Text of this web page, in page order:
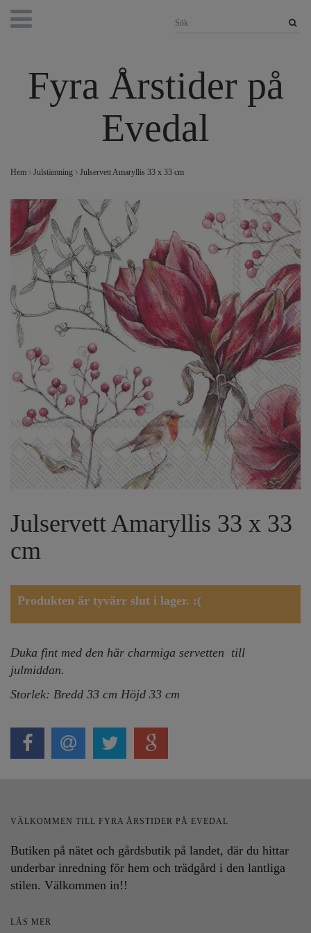
Fyra Årstider på
Evedal
Hem Julstämning Julservett Amaryllis 33 x 33 cm
Julservett Amaryllis 33 x 33
cm
Produkten är tyvärr slut i lager. :(
Duka fint med den här charmiga servetten till
julmiddan.
Storlek: Bredd 33 cm Höjd 33 cm
VÄLKOMMEN TILL FYRA ÅRSTIDER PÅ EVEDAL
Butiken på nätet och gårdsbutik på landet, där du hittar
underbar inredning för hem och trädgård i den lantliga
stilen. Välkommen in!!
LÄS MER